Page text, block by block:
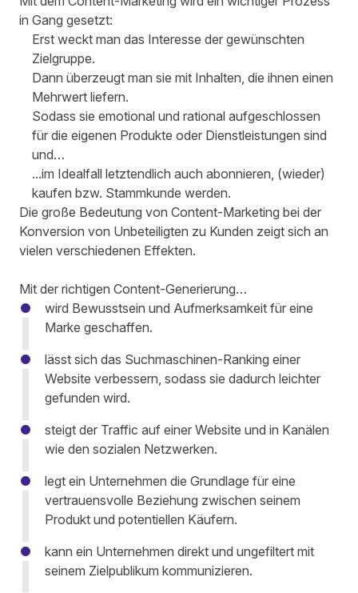
in Gang gesetzt:
Erst weckt man das Interesse der gewünschten
Zielgruppe.
Dann überzeugt man sie mit Inhalten, die ihnen einen
Mehrwert liefern.
Sodass sie emotional und rational aufgeschlossen
für die eigenen Produkte oder Dienstleistungen sind
und…
...im Idealfall letztendlich auch abonnieren, (wieder)
kaufen bzw. Stammkunde werden.
Die große Bedeutung von Content-Marketing bei der
Konversion von Unbeteiligten zu Kunden zeigt sich an
vielen verschiedenen Effekten.
Mit der richtigen Content-Generierung…
wird Bewusstsein und Aufmerksamkeit für eine
Marke geschaffen.
lässt sich das Suchmaschinen-Ranking einer
Website verbessern , sodass sie dadurch leichter
gefunden wird.
steigt der Traffic auf einer Website und in Kanälen
wie den sozialen Netzwerken.
legt ein Unternehmen die Grundlage für eine
vertrauensvolle Beziehung zwischen seinem
Produkt und potentiellen Käufern.
kann ein Unternehmen direkt und ungefiltert mit
seinem Zielpublikum kommunizieren.